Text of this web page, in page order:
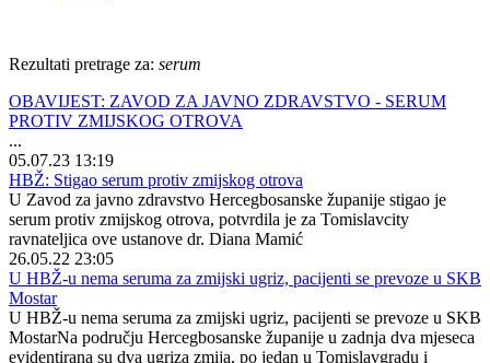
Rezultati pretrage za: serum
OBAVIJEST: ZAVOD ZA JAVNO ZDRAVSTVO - SERUM
PROTIV ZMIJSKOG OTROVA
...
05.07.23 13:19
HBŽ: Stigao serum protiv zmijskog otrova
U Zavod za javno zdravstvo Hercegbosanske županije stigao je
serum protiv zmijskog otrova, potvrdila je za Tomislavcity
ravnateljica ove ustanove dr. Diana Mamić
26.05.22 23:05
U HBŽ-u nema seruma za zmijski ugriz, pacijenti se prevoze u SKB
Mostar
U HBŽ-u nema seruma za zmijski ugriz, pacijenti se prevoze u SKB
MostarNa području Hercegbosanske županije u zadnja dva mjeseca
evidentirana su dva ugriza zmija, po jedan u Tomislavgradu i